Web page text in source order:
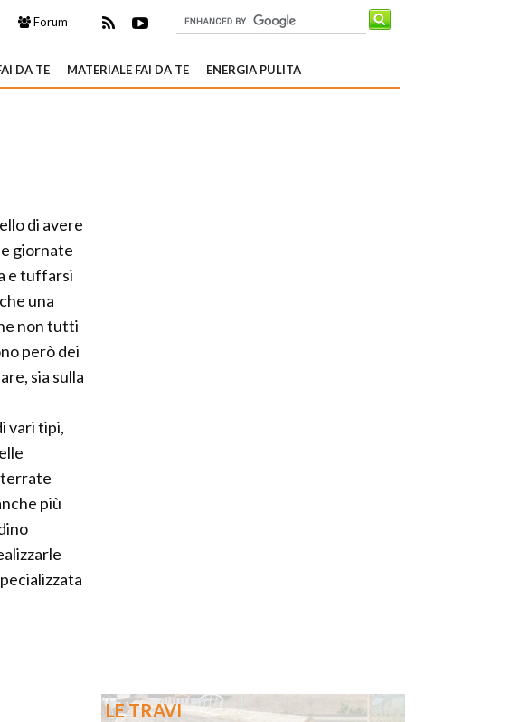
Forum
DA TE MATERIALE FAI DA TE ENERGIA PULITA
di avere
giornate
e tuffarsi
una
non tutti
però dei
sia sulla
vari tipi,
più
LE TRAVI